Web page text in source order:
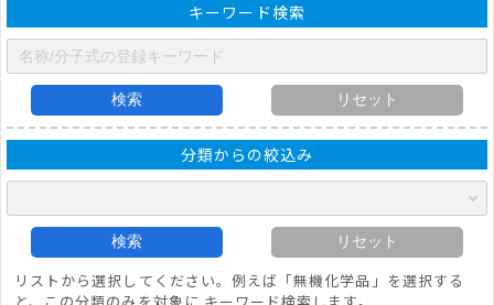
キーワード検索
検索 リセット
分類からの絞込み
検索 リセット
リストから選択してください。例えば「無機化学品」を選択する